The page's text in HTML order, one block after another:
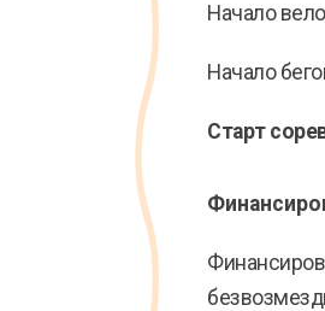
Начало
Начало
Старт